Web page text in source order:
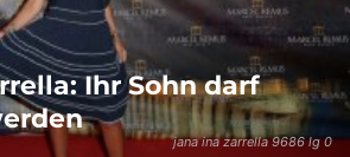
jana ina zarrella 9686 lg 0
Ihr Sohn darf